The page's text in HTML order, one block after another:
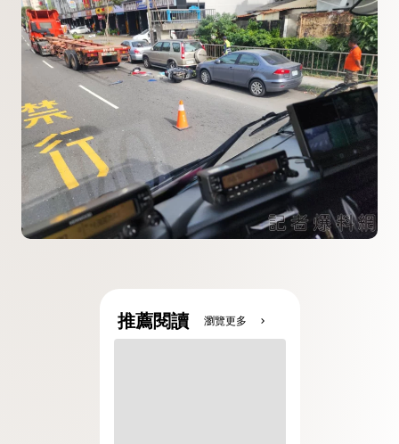
推薦閱讀 瀏覽更多 chevron_right